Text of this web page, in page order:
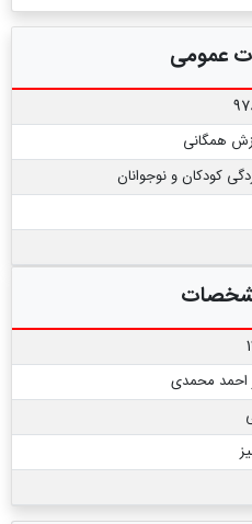
عمومی
همگانی
کودکان و نوجوانان
احمد محمدی